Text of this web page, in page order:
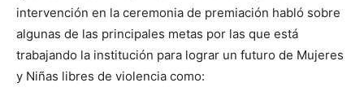
intervención en la ceremonia de premiación habló sobre
algunas de las principales metas por las que está
trabajando la institución para lograr un futuro de Mujeres
y Niñas libres de violencia como: